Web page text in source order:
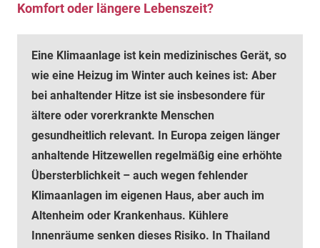
Komfort oder längere Lebenszeit?
Eine Klimaanlage ist kein medizinisches Gerät, so
wie eine Heizug im Winter auch keines ist: Aber
bei anhaltender Hitze ist sie insbesondere für
ältere oder vorerkrankte Menschen
gesundheitlich relevant. In Europa zeigen länger
anhaltende Hitzewellen regelmäßig eine erhöhte
Übersterblichkeit – auch wegen fehlender
Klimaanlagen im eigenen Haus, aber auch im
Altenheim oder Krankenhaus. Kühlere
Innenräume senken dieses Risiko. In Thailand